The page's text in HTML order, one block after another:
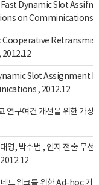
Fast Dynamic Slot
on Comminications ,
Cooperative
Slot Assignment
, 2012.12
연구여건 개선을 위한 가상
영, 박수범 , 인지 전술 무